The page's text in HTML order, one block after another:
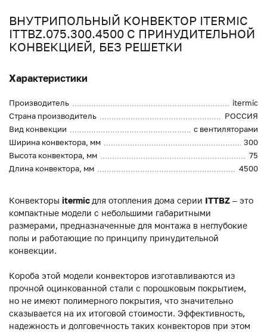
ВНУТРИПОЛЬНЫЙ КОНВЕКТОР ITERMIC
ITTBZ.075.300.4500 С ПРИНУДИТЕЛЬНОЙ
КОНВЕКЦИЕЙ, БЕЗ РЕШЕТКИ
Характеристики
Производитель
itermic
Страна производитель
РОССИЯ
Вид конвекции
с вентиляторами
Ширина конвектора, мм
300
Высота конвектора, мм
75
Длина конвектора, мм
4500
Конвекторы itermic для отопления дома серии ITTBZ – это
компактные модели с небольшими габаритными
размерами, предназначенные для монтажа в неглубокие
полы и работающие по принципу принудительной
конвекции.
Короба этой модели конвекторов изготавливаются из
прочной оцинкованной стали с порошковым покрытием,
но не имеют полимерного покрытия, что значительно
сказывается на их итоговой стоимости. Эффективность,
надежность и долговечность таких конвекторов при этом